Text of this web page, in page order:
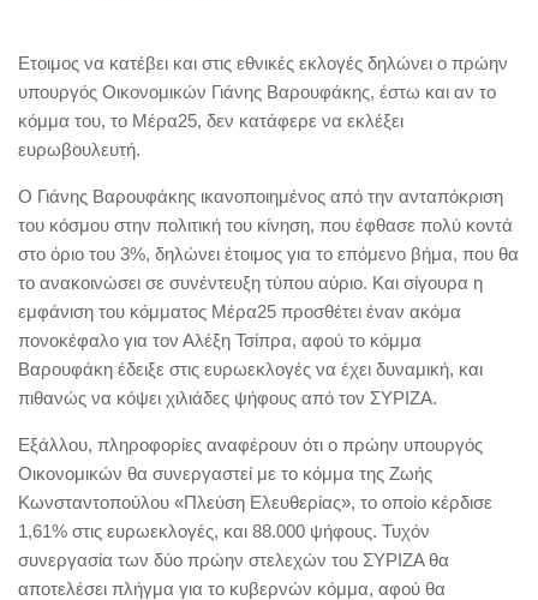
Ετοιμος να κατέβει και στις εθνικές εκλογές δηλώνει ο πρώην
υπουργός Οικονομικών Γιάνης Βαρουφάκης, έστω και αν το
κόμμα του, το Μέρα25, δεν κατάφερε να εκλέξει
ευρωβουλευτή.
Ο Γιάνης Βαρουφάκης ικανοποιημένος από την ανταπόκριση
του κόσμου στην πολιτική του κίνηση, που έφθασε πολύ κοντά
στο όριο του 3%, δηλώνει έτοιμος για το επόμενο βήμα, που θα
το ανακοινώσει σε συνέντευξη τύπου αύριο. Και σίγουρα η
εμφάνιση του κόμματος Μέρα25 προσθέτει έναν ακόμα
πονοκέφαλο για τον Αλέξη Τσίπρα, αφού το κόμμα
Βαρουφάκη έδειξε στις ευρωεκλογές να έχει δυναμική, και
πιθανώς να κόψει χιλιάδες ψήφους από τον ΣΥΡΙΖΑ.
Εξάλλου, πληροφορίες αναφέρουν ότι ο πρώην υπουργός
Οικονομικών θα συνεργαστεί με το κόμμα της Ζωής
Κωνσταντοπούλου «Πλεύση Ελευθερίας», το οποίο κέρδισε
1,61% στις ευρωεκλογές, και 88.000 ψήφους. Τυχόν
συνεργασία των δύο πρώην στελεχών του ΣΥΡΙΖΑ θα
αποτελέσει πλήγμα για το κυβερνών κόμμα, αφού θα